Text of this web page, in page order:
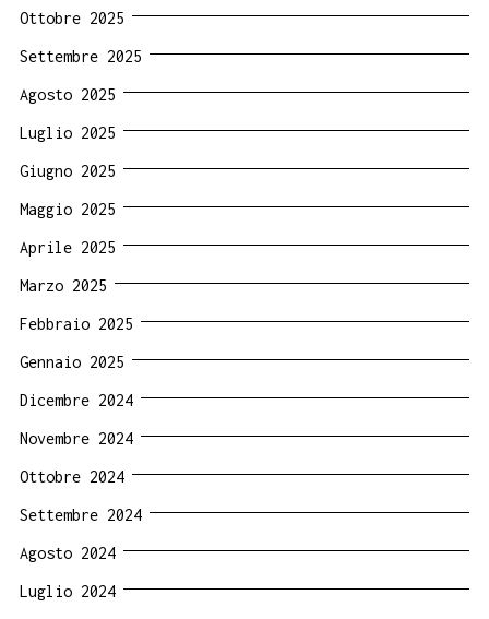
Ottobre 2025
Settembre 2025
Agosto 2025
Luglio 2025
Giugno 2025
Maggio 2025
Aprile 2025
Marzo 2025
Febbraio 2025
Gennaio 2025
Dicembre 2024
Novembre 2024
Ottobre 2024
Settembre 2024
Agosto 2024
Luglio 2024